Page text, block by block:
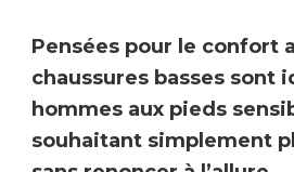
Pensées pour le confort
chaussures basses sont
hommes aux pieds
souhaitant simplement